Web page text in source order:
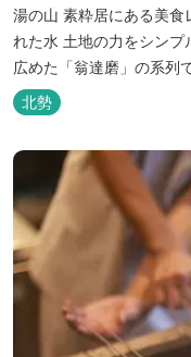
湯の山 素粋居にある美食レストラン 挽き立て
れた水 土地の力をシンプルに味わう 完全自家
広めた「翁達磨」の系列
鑽を積んだ石垣雄介氏が
自家製粉による二八蕎麦
を実現しました。国産蕎
天然の水の力...
北勢